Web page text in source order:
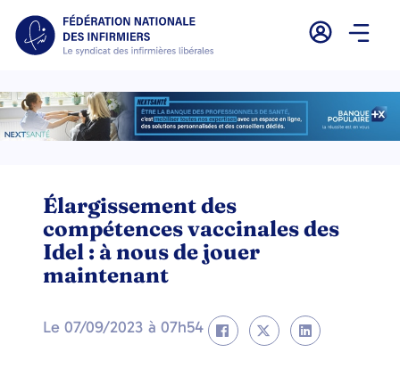
Élargissement des
compétences vaccinales des
Idel : à nous de jouer
maintenant
Le 07/09/2023 à 07h54